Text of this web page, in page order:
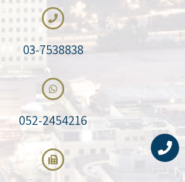
03-7538838
052-2454216